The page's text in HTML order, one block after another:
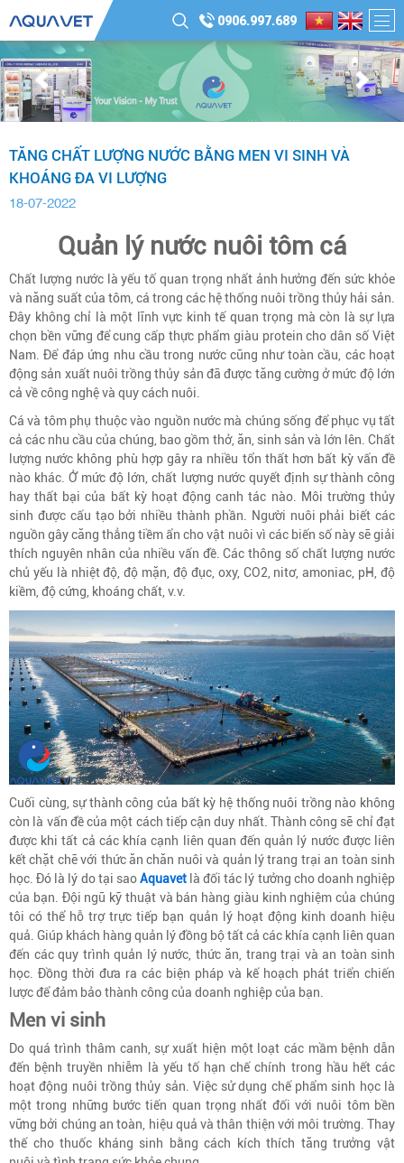
0906.997.689
TĂNG CHẤT LƯỢNG NƯỚC BẰNG MEN VI SINH VÀ
KHOÁNG ĐA VI LƯỢNG
18-07-2022
Quản lý nước nuôi tôm cá
Chất lượng nước là yếu tố quan trọng nhất ảnh hưởng đến sức khỏe
và năng suất của tôm, cá trong các hệ thống nuôi trồng thủy hải sản.
Đây không chỉ là một lĩnh vực kinh tế quan trọng mà còn là sự lựa
chọn bền vững để cung cấp thực phẩm giàu protein cho dân số Việt
Nam. Để đáp ứng nhu cầu trong nước cũng như toàn cầu, các hoạt
động sản xuất nuôi trồng thủy sản đã được tăng cường ở mức độ lớn
cả về công nghệ và quy cách nuôi.
Cá và tôm phụ thuộc vào nguồn nước mà chúng sống để phục vụ tất
cả các nhu cầu của chúng, bao gồm thở, ăn, sinh sản và lớn lên. Chất
lượng nước không phù hợp gây ra nhiều tổn thất hơn bất kỳ vấn đề
nào khác. Ở mức độ lớn, chất lượng nước quyết định sự thành công
hay thất bại của bất kỳ hoạt động canh tác nào. Môi trường thủy
sinh được cấu tạo bởi nhiều thành phần. Người nuôi phải biết các
nguồn gây căng thẳng tiềm ẩn cho vật nuôi vì các biến số này sẽ giải
thích nguyên nhân của nhiều vấn đề. Các thông số chất lượng nước
chủ yếu là nhiệt độ, độ mặn, độ đục, oxy, CO2, nitơ, amoniac, pH, độ
kiềm, độ cứng, khoáng chất, v.v.
Cuối cùng, sự thành công của bất kỳ hệ thống nuôi trồng nào không
còn là vấn đề của một cách tiếp cận duy nhất. Thành công sẽ chỉ đạt
được khi tất cả các khía cạnh liên quan đến quản lý nước được liên
kết chặt chẽ với thức ăn chăn nuôi và quản lý trang trại an toàn sinh
học. Đó là lý do tại saoAquavetlà đối tác lý tưởng cho doanh nghiệp
của bạn. Đội ngũ kỹ thuật và bán hàng giàu kinh nghiệm của chúng
tôi có thể hỗ trợ trực tiếp bạn quản lý hoạt động kinh doanh hiệu
quả. Giúp khách hàng quản lý đồng bộ tất cả các khía cạnh liên quan
đến các quy trình quản lý nước, thức ăn, trang trại và an toàn sinh
học. Đồng thời đưa ra các biện pháp và kế hoạch phát triển chiến
lược để đảm bảo thành công của doanh nghiệp của bạn.
Men vi sinh
Do quá trình thâm canh, sự xuất hiện một loạt các mầm bệnh dẫn
đến bệnh truyền nhiễm là yếu tố hạn chế chính trong hầu hết các
hoạt động nuôi trồng thủy sản. Việc sử dụng chế phẩm sinh học là
một trong những bước tiến quan trọng nhất đối với nuôi tôm bền
vững bởi chúng an toàn, hiệu quả và thân thiện với môi trường. Thay
thế cho thuốc kháng sinh bằng cách kích thích tăng trưởng vật